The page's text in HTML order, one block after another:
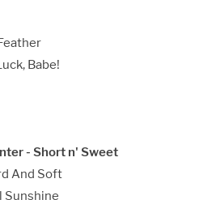
Babe!
- Short n' Sweet
And Soft
Sunshine